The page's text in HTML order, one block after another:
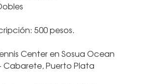
500 pesos.
Center en Sosua Ocean
Cabarete, Puerto Plata